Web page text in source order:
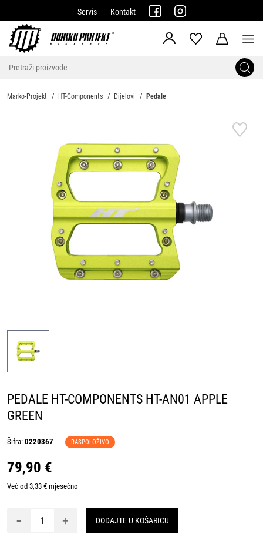
Servis Kontakt
Marko-Projekt HT-Components Dijelovi Pedale
PEDALE HT-COMPONENTS HT-AN01 APPLE
GREEN
Šifra: 0220367 RASPOLOŽIVO
79,90 €
Već od 3,33 € mjesečno
- + DODAJTE U KOŠARICU